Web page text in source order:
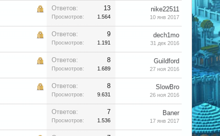
Ответов: 13
Просмотров: 1.564
nike22511
10 янв 2017
Ответов: 9
Просмотров: 1.191
dech1mo
31 дек 2016
Ответов: 8
Просмотров: 1.689
Guildford
27 ноя 2016
Ответов: 8
Просмотров: 9.631
SlowBro
26 ноя 2016
Ответов: 7
Просмотров: 1.536
Baner
17 янв 2017